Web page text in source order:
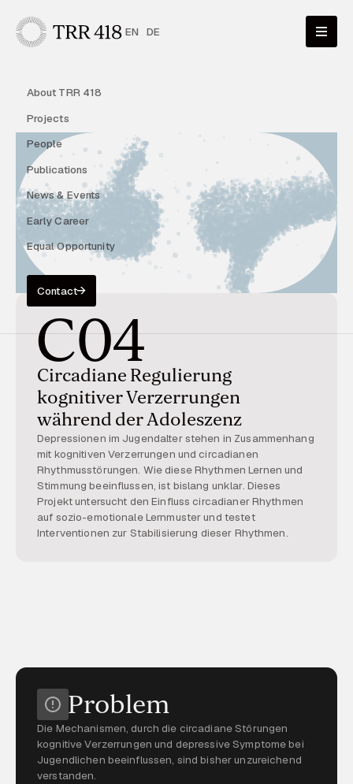
EN DE
About TRR 418
Projects
People
Publications
News & Events
Early Career
Equal Opportunity
Contact
C04
Circadiane Regulierung
kognitiver Verzerrungen
während der Adoleszenz
Depressionen im Jugendalter stehen in Zusammenhang
mit kognitiven Verzerrungen und circadianen
Rhythmusstörungen. Wie diese Rhythmen Lernen und
Stimmung beeinflussen, ist bislang unklar. Dieses
Projekt untersucht den Einfluss circadianer Rhythmen
auf sozio-emotionale Lernmuster und testet
Interventionen zur Stabilisierung dieser Rhythmen.
Problem
Die Mechanismen, durch die circadiane Störungen
kognitive Verzerrungen und depressive Symptome bei
Jugendlichen beeinflussen, sind bisher unzureichend
verstanden.